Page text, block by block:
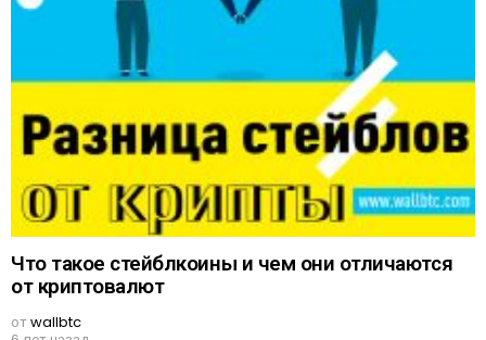
Что такое стейблкоины и чем они отличаются
от криптовалют
отwallbtc